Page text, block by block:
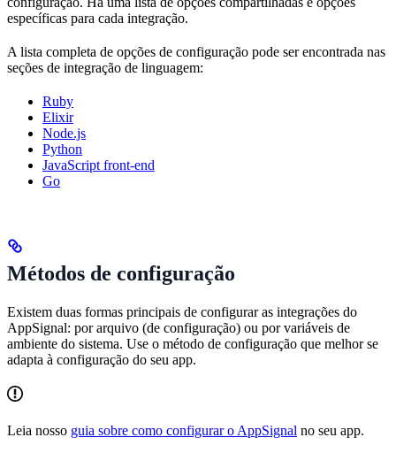
específicas para cada integração.
A lista completa de opções de configuração pode ser encontrada nas
seções de integração de linguagem:
Ruby
Elixir
Node.js
Python
JavaScript front-end
Go
Métodos de configuração
Existem duas formas principais de configurar as integrações do
AppSignal: por arquivo (de configuração) ou por variáveis de
ambiente do sistema. Use o método de configuração que melhor se
adapta à configuração do seu app.
Leia nosso guia sobre como configurar o AppSignal no seu app.